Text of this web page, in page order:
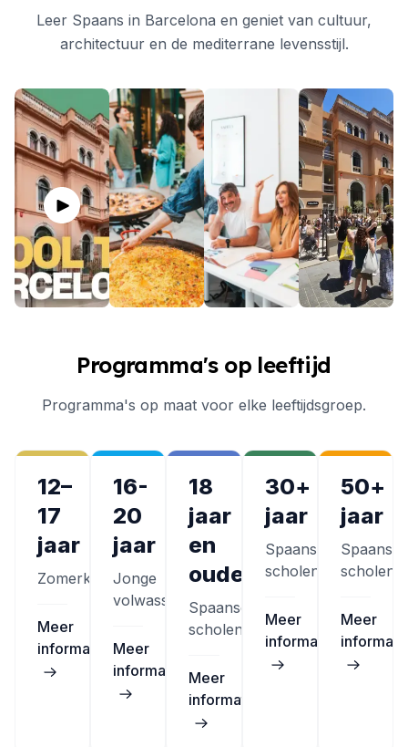
Leer Spaans in Barcelona en geniet van cultuur,
architectuur en de mediterrane levensstijl.
Programma's op leeftijd
Programma's op maat voor elke leeftijdsgroep.
12–
17
jaar
Zomerkampen
Meer
informatie
16-
20
jaar
Jonge
volwassenen
Meer
informatie
18
jaar
en
ouder
Spaanse
scholen
Meer
informatie
30+
jaar
Spaanse
scholen
Meer
informatie
50+
jaar
Spaanse
scholen
Meer